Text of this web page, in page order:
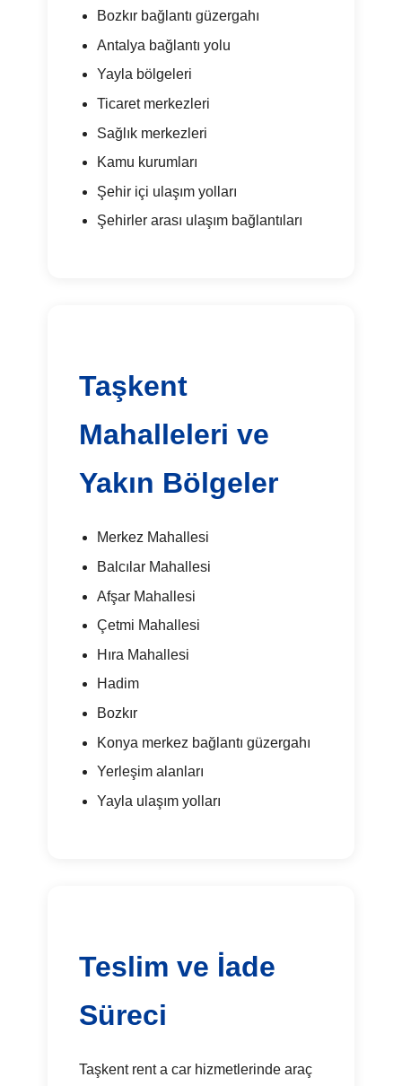
Bozkır bağlantı güzergahı
Antalya bağlantı yolu
Yayla bölgeleri
Ticaret merkezleri
Sağlık merkezleri
Kamu kurumları
Şehir içi ulaşım yolları
Şehirler arası ulaşım bağlantıları
Taşkent
Mahalleleri ve
Yakın Bölgeler
Merkez Mahallesi
Balcılar Mahallesi
Afşar Mahallesi
Çetmi Mahallesi
Hıra Mahallesi
Hadim
Bozkır
Konya merkez bağlantı güzergahı
Yerleşim alanları
Yayla ulaşım yolları
Teslim ve İade
Süreci
Taşkent rent a car hizmetlerinde araç